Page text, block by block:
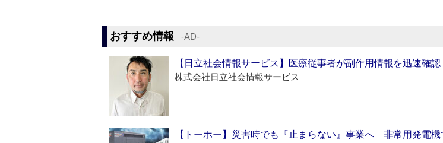
おすすめ情報 ‐AD‐
【日立社会情報サービス】医療従事者が副作用情報を迅速確認
株式会社日立社会情報サービス
【トーホー】災害時でも『止まらない』事業へ 非常用発電